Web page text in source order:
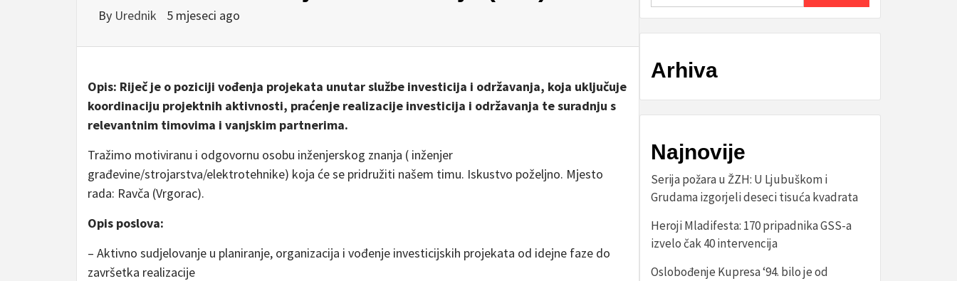
By Urednik 5 mjeseci ago
Opis: Riječ je o poziciji vođenja projekata unutar službe investicija i održavanja, koja uključuje
koordinaciju projektnih aktivnosti, praćenje realizacije investicija i održavanja te suradnju s
relevantnim timovima i vanjskim partnerima.
Tražimo motiviranu i odgovornu osobu inženjerskog znanja ( inženjer
građevine/strojarstva/elektrotehnike) koja će se pridružiti našem timu. Iskustvo poželjno. Mjesto
rada: Ravča (Vrgorac).
Opis poslova:
– Aktivno sudjelovanje u planiranje, organizacija i vođenje investicijskih projekata od idejne faze do
završetka realizacije
Arhiva
Najnovije
Serija požara u ŽZH: U Ljubuškom i
Grudama izgorjeli deseci tisuća kvadrata
Heroji Mladifesta: 170 pripadnika GSS-a
izvelo čak 40 intervencija
Oslobođenje Kupresa ‘94. bilo je od